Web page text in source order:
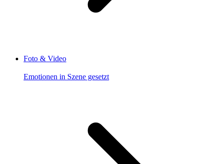
Foto & Video
Emotionen in Szene gesetzt